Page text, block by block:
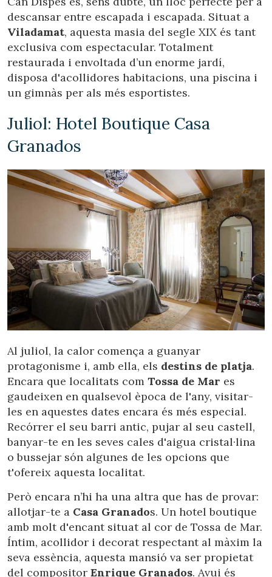
Gestionar la meva reserva
descansar entre escapada i escapada. Situat a
Viladamat, aquesta masia del segle XIX és tant
exclusiva com espectacular. Totalment
restaurada i envoltada d’un enorme jardí,
disposa d'acollidores habitacions, una piscina i
un gimnàs per als més esportistes.
Juliol: Hotel Boutique Casa
Granados
Al juliol, la calor comença a guanyar
protagonisme i, amb ella, els destins de platja.
Encara que localitats com Tossa de Mar es
gaudeixen en qualsevol època de l'any, visitar-
les en aquestes dates encara és més especial.
Recórrer el seu barri antic, pujar al seu castell,
banyar-te en les seves cales d'aigua cristal·lina
o bussejar són algunes de les opcions que
t'ofereix aquesta localitat.
Però encara n’hi ha una altra que has de provar:
allotjar-te a Casa Granados. Un hotel boutique
amb molt d'encant situat al cor de Tossa de Mar.
Íntim, acollidor i decorat respectant al màxim la
seva essència, aquesta mansió va ser propietat
del compositor Enrique Granados. Avui és